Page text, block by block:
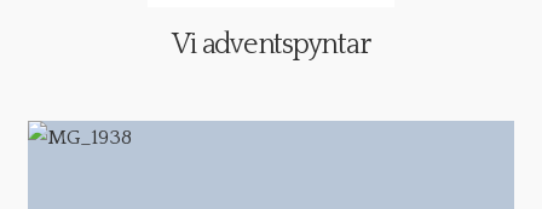
Vi adventspyntar